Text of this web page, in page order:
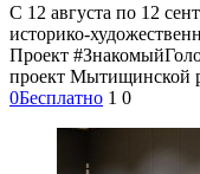
С 12 августа по 12
историко-
Проект
проект Мытищинской
0Бесплатно 1 0